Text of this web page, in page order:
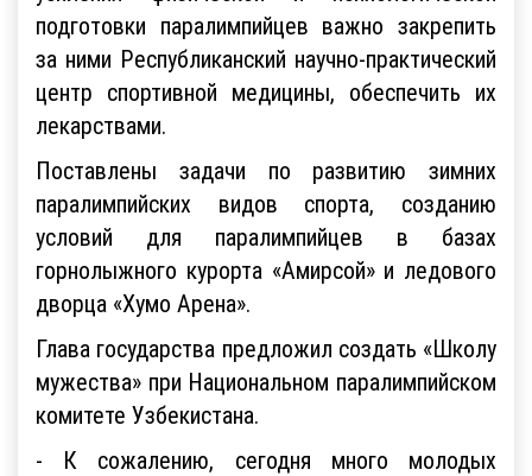
подготовки паралимпийцев важно закрепить
за ними Республиканский научно-практический
центр спортивной медицины, обеспечить их
лекарствами.
Поставлены задачи по развитию зимних
паралимпийских видов спорта, созданию
условий для паралимпийцев в базах
горнолыжного курорта «Амирсой» и ледового
дворца «Хумо Арена».
Глава государства предложил создать «Школу
мужества» при Национальном паралимпийском
комитете Узбекистана.
- К сожалению, сегодня много молодых